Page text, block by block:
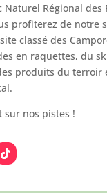
Régional des
profiterez de notre
classé des
en raquettes, du
produits du terroir
sur nos pistes !